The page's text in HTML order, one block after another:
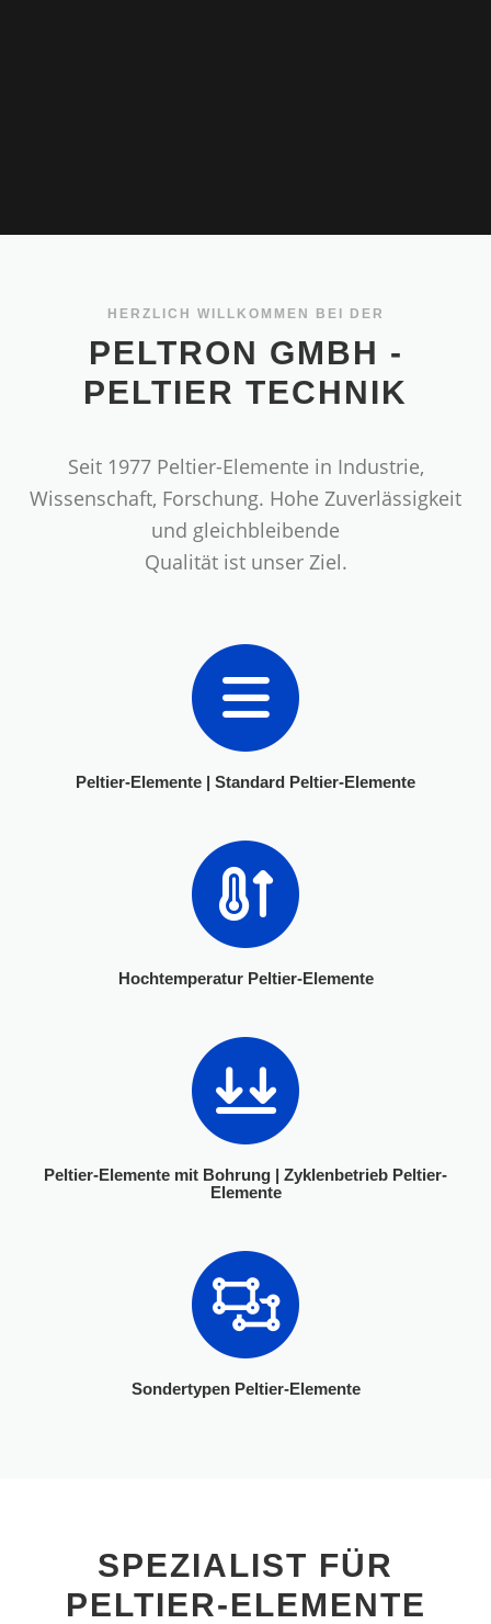
HERZLICH WILLKOMMEN BEI DER
PELTRON GMBH -
PELTIER TECHNIK
Seit 1977 Peltier-Elemente in Industrie,
Wissenschaft, Forschung. Hohe Zuverlässigkeit
und gleichbleibende
Qualität ist unser Ziel.
Peltier-Elemente | Standard Peltier-Elemente
Hochtemperatur Peltier-Elemente
Peltier-Elemente mit Bohrung | Zyklenbetrieb Peltier-
Elemente
Sondertypen Peltier-Elemente
SPEZIALIST FÜR
PELTIER-ELEMENTE